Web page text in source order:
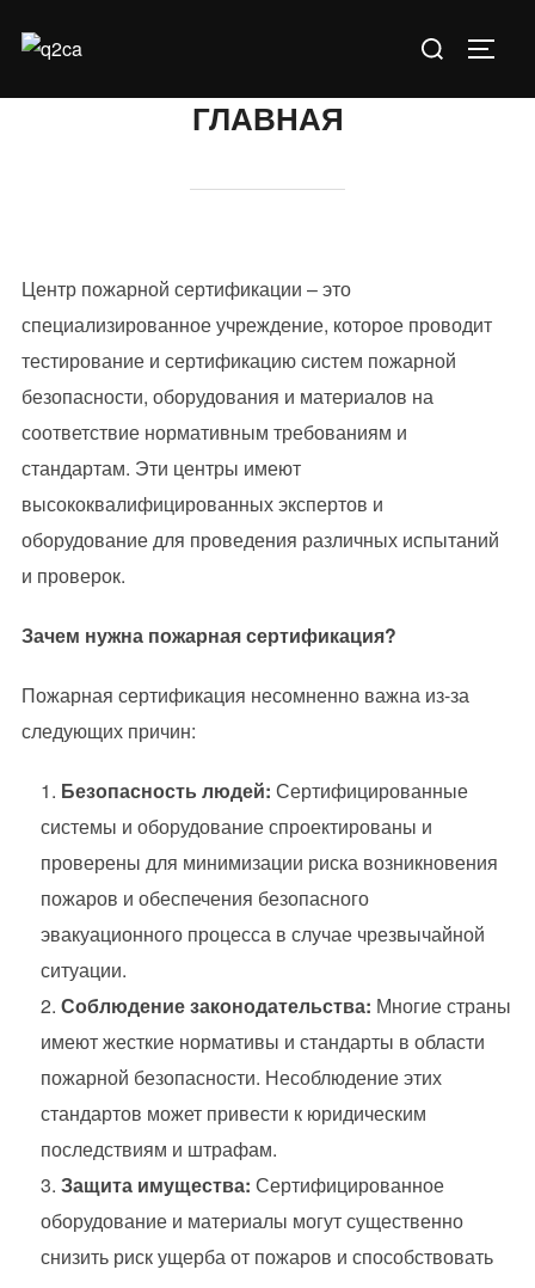
Искать:
ГЛАВНАЯ
Центр пожарной сертификации – это
специализированное учреждение, которое проводит
тестирование и сертификацию систем пожарной
безопасности, оборудования и материалов на
соответствие нормативным требованиям и
стандартам. Эти центры имеют
высококвалифицированных экспертов и
оборудование для проведения различных испытаний
и проверок.
Зачем нужна пожарная сертификация?
Пожарная сертификация несомненно важна из-за
следующих причин:
Безопасность людей: Сертифицированные
системы и оборудование спроектированы и
проверены для минимизации риска возникновения
пожаров и обеспечения безопасного
эвакуационного процесса в случае чрезвычайной
ситуации.
Соблюдение законодательства: Многие страны
имеют жесткие нормативы и стандарты в области
пожарной безопасности. Несоблюдение этих
стандартов может привести к юридическим
последствиям и штрафам.
Защита имущества: Сертифицированное
оборудование и материалы могут существенно
снизить риск ущерба от пожаров и способствовать